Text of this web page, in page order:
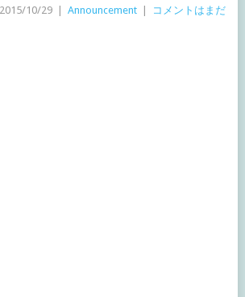
2015/10/29 Announcement
コメントはまだ